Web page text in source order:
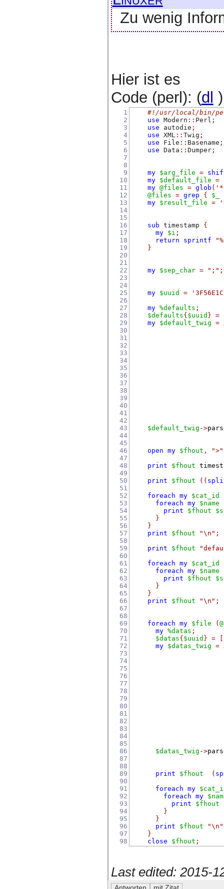
Zu wenig
Hier ist es
Code (perl): (dl )
1
2
3
4
5
6
7
8
9
10
11
12
13
14
15
16
17
18
19
20
21
22
23
24
25
26
27
28
29
30
31
32
33
34
35
36
37
38
39
40
41
42
43
44
45
46
47
48
49
50
51
52
53
54
55
56
57
58
59
60
61
62
63
64
65
66
67
68
69
70
71
72
73
74
75
76
77
78
79
80
81
82
83
84
85
86
87
88
89
90
91
92
93
94
95
96
97
98
#!/usr/local/bin/
use Modern :: Perl ;
use autodie ;
use XML ::Twig ;
use File :: Basename ;
use Data ::Dumper ;
my $arg_file =
my $default_file =
my @files = glob (
@files
= grep { $_
my $result_file =
sub timestamp {
my $i ;
return
sprintf
}
my $sep_char = ";" ;
my $uuid =
my %defaults ;
$defaults{$uuid } =
my $default_twig =
$default_twig ->
open my $fhout , ">"
print
$fhout
print
$fhout ((
foreach
my $cat_id
foreach
my $name
print
$fhout
}
}
print
$fhout "\n" ;
print
$fhout
foreach
my $cat_id
foreach
my $name
print
$fhout
}
}
print
$fhout "\n" ;
foreach my $file (
my %datas ;
$datas{$uuid } =
my $datas_twig =
$datas_twig ->
print $fhout (
foreach
my
foreach
my
print
$fhout
}
}
print
$fhout "\n"
}
close
$fhout ;
Last edited: 2015-